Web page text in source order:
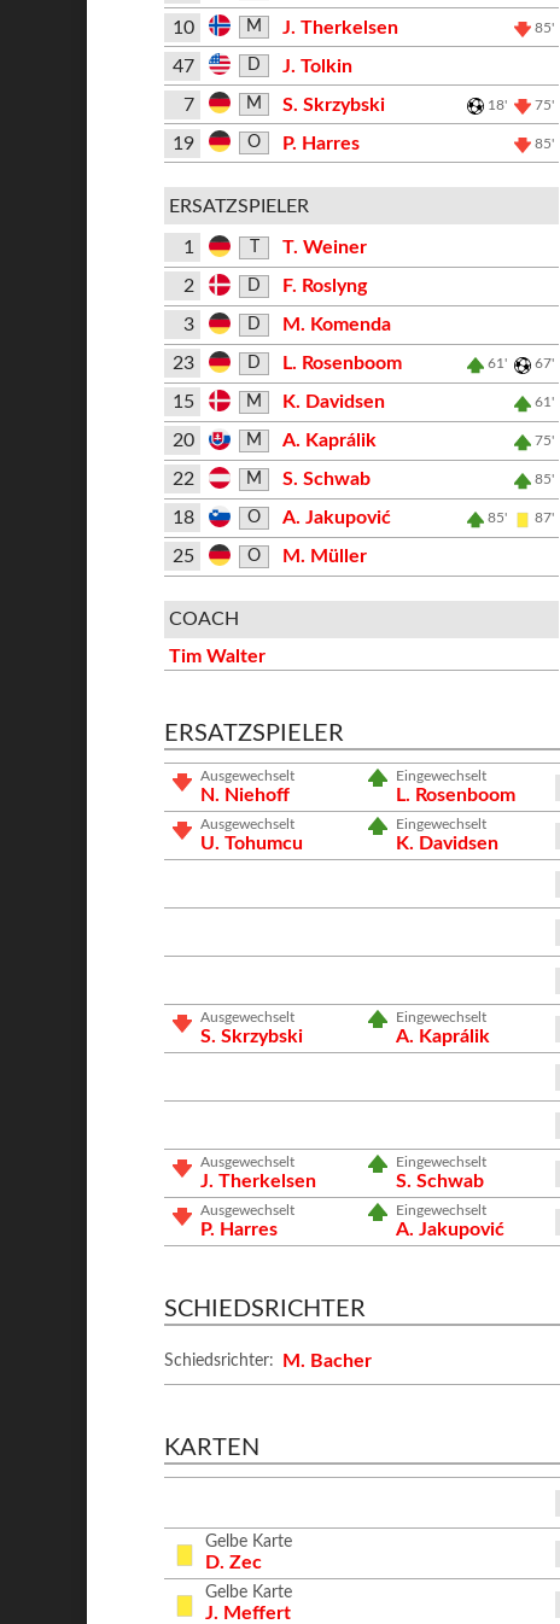
10 M J. Therkelsen 85'
47 D
J. Tolkin
7
M S. Skrzybski 18' 75'
19 O P. Harres 85'
ERSATZSPIELER
1
T. Weiner
2
D
F. Roslyng
3
D
M. Komenda
23
D L. Rosenboom 61' 67'
15 M K. Davidsen 61'
20 M A. Kaprálik 75'
22 M S. Schwab 85'
18 O A. Jakupović 85' 87'
25 O M. Müller
COACH
Tim Walter
ERSATZSPIELER
Ausgewechselt
N. Niehoff
Eingewechselt
L. Rosenboom
Ausgewechselt
U. Tohumcu
Eingewechselt
K. Davidsen
Ausgewechselt
S. Skrzybski
Eingewechselt
A. Kaprálik
Ausgewechselt
J. Therkelsen
Eingewechselt
S. Schwab
Ausgewechselt
P. Harres
Eingewechselt
A. Jakupović
SCHIEDSRICHTER
Schiedsrichter: M. Bacher
KARTEN
Gelbe Karte
D. Zec
Gelbe Karte
J. Meffert